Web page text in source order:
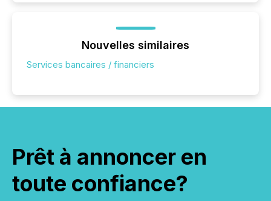
Nouvelles similaires
Services bancaires / financiers
Prêt à annoncer en
toute confiance?